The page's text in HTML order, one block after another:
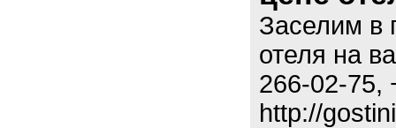
Заселим в
отеля на
266-02-75,
http://